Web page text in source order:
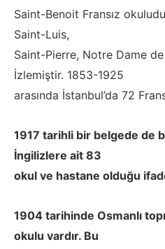
Saint-Benoit Fransız
Saint-Luis,
Saint-Pierre, Notre Dame
İzlemiştir. 1853-1925
arasında İstanbul’da 72
1917 tarihli bir belgede de
İngilizlere ait 83
okul ve hastane olduğu
1904 tarihinde Osmanlı
okulu vardır. Bu